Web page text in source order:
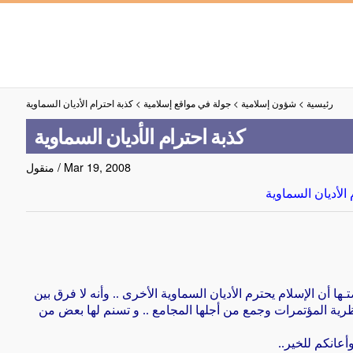
رئيسية > شؤون إسلامية >جولة في مواقع إسلامية >كذبة احترام الأديان السماوية
كذبة احترام الأديان السماوية
منقول / Mar 19, 2008
الأديان السماوية
أن الإسلام يحترم الأديان السماوية الأخرى .. وأنه لا فرق بين
المؤتمرات وجمع من أجلها المجامع .. و تسنم لها بعض من
للخير ..